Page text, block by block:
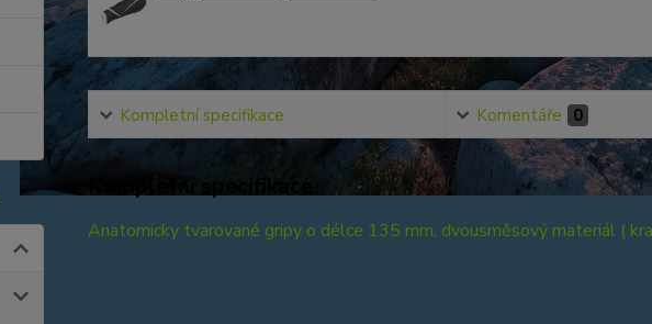
Kompletní specifikace Komentáře 0
Anatomicky tvarované gripy o délce 135 mm, dvousměsový materiál (